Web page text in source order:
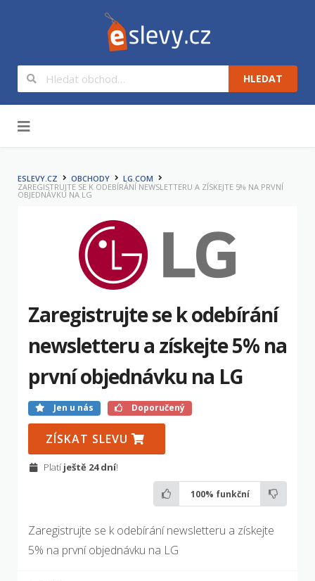
HLEDAT
ESLEVY.CZ OBCHODY
LG.COM
ZAREGISTRUJTE SE K ODEBÍRÁNÍ NEWSLETTERU A ZÍSKEJTE 5% NA PRVNÍ
OBJEDNÁVKU NA LG
Zaregistrujte se k odebírání
newsletteru a získejte 5% na
první objednávku na LG
Jen u nás Doporučený
ZÍSKAT SLEVU
Platíještě 24 dní!
100% funkční
Zaregistrujte se k odebírání newsletteru a získejte
5% na první objednávku na LG